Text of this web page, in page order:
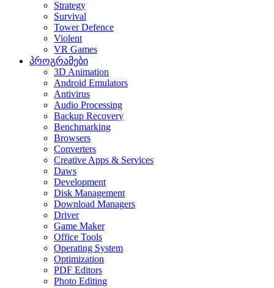
Strategy
Survival
Tower Defence
Violent
VR Games
პროგრამები
3D Animation
Android Emulators
Antivirus
Audio Processing
Backup Recovery
Benchmarking
Browsers
Converters
Creative Apps & Services
Daws
Development
Disk Management
Download Managers
Driver
Game Maker
Office Tools
Operating System
Optimization
PDF Editors
Photo Editing